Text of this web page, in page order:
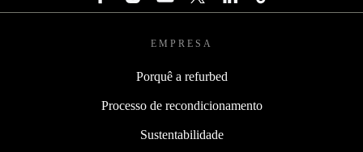
EMPRESA
Porquê a refurbed
Processo de recondicionamento
Sustentabilidade